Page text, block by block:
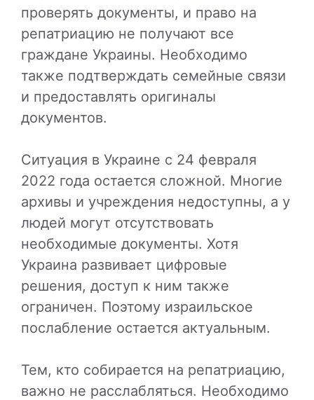
проверять документы, и право на
репатриацию не получают все
граждане Украины. Необходимо
также подтверждать семейные связи
и предоставлять оригиналы
документов.
Ситуация в Украине с 24 февраля
2022 года остается сложной. Многие
архивы и учреждения недоступны, а у
людей могут отсутствовать
необходимые документы. Хотя
Украина развивает цифровые
решения, доступ к ним также
ограничен. Поэтому израильское
послабление остается актуальным.
Тем, кто собирается на репатриацию,
важно не расслабляться. Необходимо